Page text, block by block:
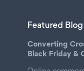
Featured
Converting
Black Friday &